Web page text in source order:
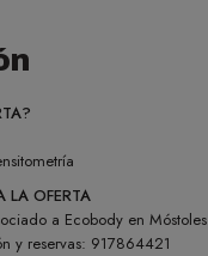
LA OFERTA
a Ecobody en Móstoles
y reservas: 917864421